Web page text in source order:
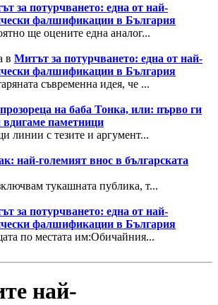
за потурчването: една от най-
фалшификации в България
ще оцените една аналог...
в Митът за потурчването: една от най-
фалшификации в България
съвременна идея, че ...
на баба Тонка, или: първо ги
вдигаме паметници
линии с тезите и аргумент...
най-големият внос в българската
тукашната публика, т...
за потурчването: една от най-
фалшификации в България
по местата им:Обичайния...
най-